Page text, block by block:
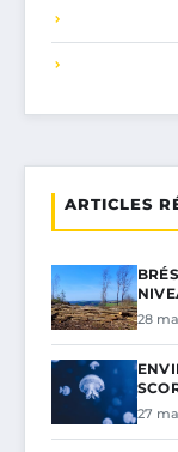
ARTICLES
28
27